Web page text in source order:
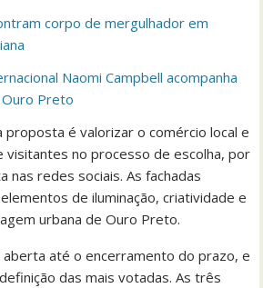
corpo de mergulhador em
Naomi Campbell acompanha
Preto
proposta é valorizar o comércio local e
visitantes no processo de escolha, por
nas redes sociais. As fachadas
de iluminação, criatividade e
urbana de Ouro Preto.
aberta até o encerramento do prazo, e
das mais votadas. As três